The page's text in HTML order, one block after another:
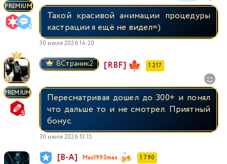
PREMIUM
Такой красивой анимации процедуры
кастрации я ещё не видел=)
30 июля 2026 14:20
PREMIUM
8Страник2 [RBF] 1 217
Пересматривая дошел до 300+ и понял
что дальше то и не смотрел. Приятный
бонус.
30 июля 2026 13:15
[В-А] Max1990max 1 790